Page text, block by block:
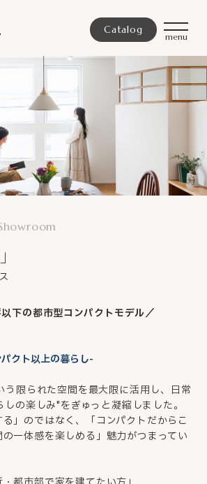
Catalog
下の都市型コンパクトモデル／
クト以上の暮らし-
限られた空間を最大限に活用し、日常
の楽しみ"をぎゅっと凝縮しました。
」のではなく、「コンパクトだからこ
一体感を楽しめる」魅力がつまってい